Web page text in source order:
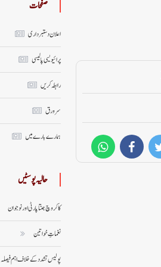
صفحات
اعلان دستبرداری
پرائیویسی پالیسی
رابطہ کریں
سر ورق
ہمارے بارے میں
حالیہ پوسٹیں
کاکروچ جنتا پارٹی اور نوجوان
نغماتِ خواتین
پولیس تشدد کے خلاف اہم فیصلہ